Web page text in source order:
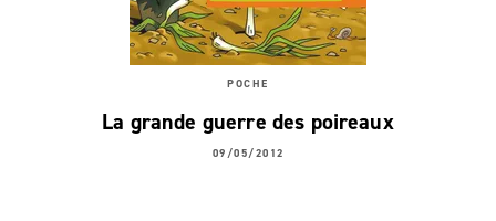
POCHE
La grande guerre des poireaux
09/05/2012